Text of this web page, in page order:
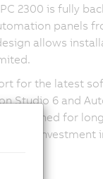
2300 is fully
panels
allows
for the latest
Studio 6 and
designed for
a safe